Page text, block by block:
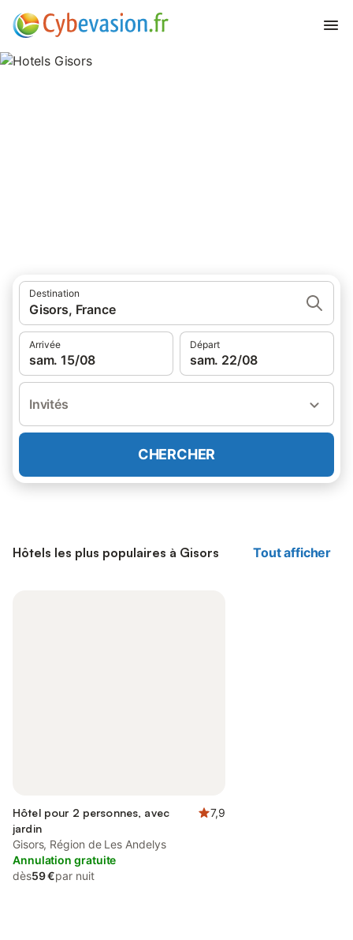
Destination
Gisors, France
Arrivée
sam. 15/08
Départ
sam. 22/08
Invités
CHERCHER
Hôtels les plus populaires à Gisors Tout afficher
Hôtel pour 2 personnes, avec
jardin
7,9
Gisors, Région de Les Andelys
Annulation gratuite
dès59 €par nuit